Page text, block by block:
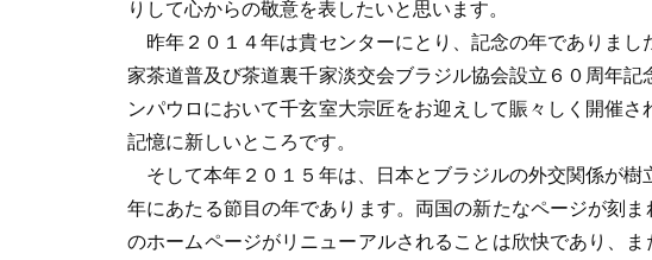
りして心からの敬意を表したいと思います。
昨年２０１４年は貴センターにとり、記念の年でありまし
家茶道普及び茶道裏千家淡交会ブラジル協会設立６０周年記
ンパウロにおいて千玄室大宗匠をお迎えして賑々しく開催さ
記憶に新しいところです。
そして本年２０１５年は、日本とブラジルの外交関係が樹
年にあたる節目の年であります。両国の新たなページが刻
のホームページがリニューアルされることは欣快であり、